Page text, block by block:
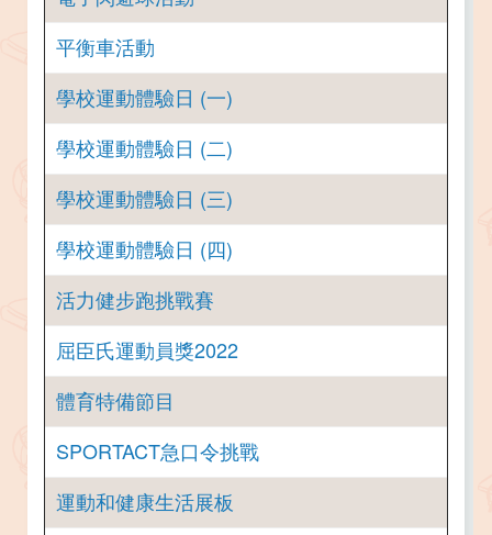
平衡車活動
學校運動體驗日 (一)
學校運動體驗日 (二)
學校運動體驗日 (三)
學校運動體驗日 (四)
活力健步跑挑戰賽
屈臣氏運動員獎2022
體育特備節目
SPORTACT急口令挑戰
運動和健康生活展板